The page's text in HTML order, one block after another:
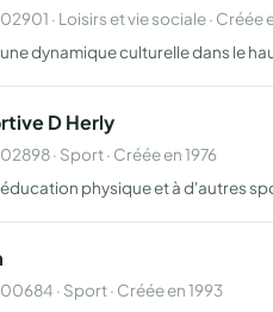
· Loisirs et vie sociale · Créée
dynamique culturelle dans le
D Herly
· Sport · Créée en 1976
physique et à d'autres
· Sport · Créée en 1993